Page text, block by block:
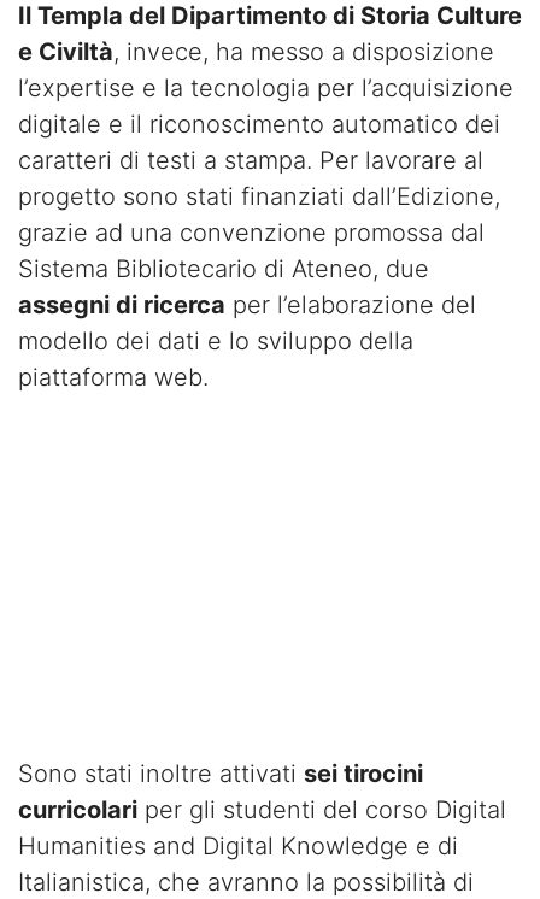
Il Templa del Dipartimento di Storia Culture
e Civiltà, invece, ha messo a disposizione
l’expertise e la tecnologia per l’acquisizione
digitale e il riconoscimento automatico dei
caratteri di testi a stampa. Per lavorare al
progetto sono stati finanziati dall’Edizione,
grazie ad una convenzione promossa dal
Sistema Bibliotecario di Ateneo, due
assegni di ricerca per l’elaborazione del
modello dei dati e lo sviluppo della
piattaforma web.
Sono stati inoltre attivati sei tirocini
curricolari per gli studenti del corso Digital
Humanities and Digital Knowledge e di
Italianistica, che avranno la possibilità di